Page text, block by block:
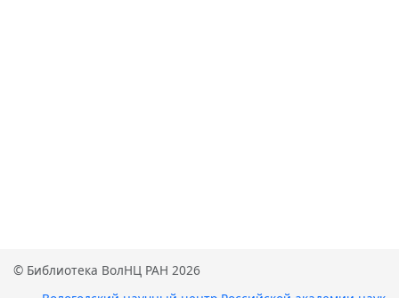
© Библиотека ВолНЦ РАН 2026